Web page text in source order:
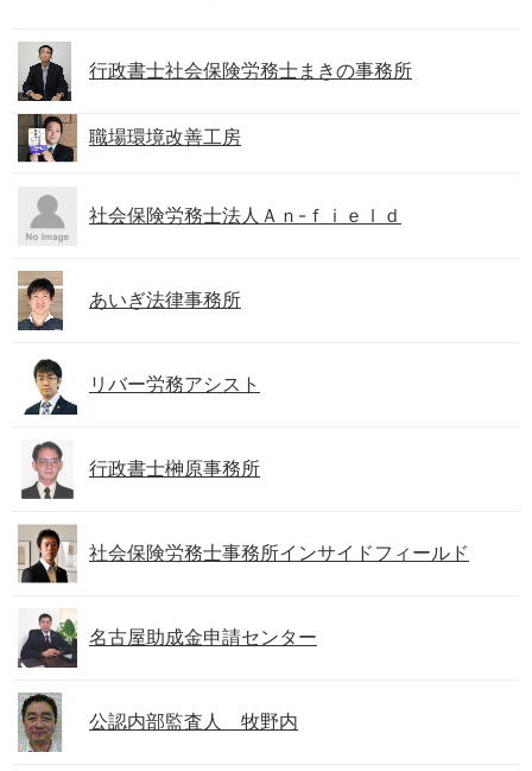
行政書士社会保険労務士まきの事務所
職場環境改善工房
社会保険労務士法人Ａｎ-ｆｉｅｌｄ
あいぎ法律事務所
リバー労務アシスト
行政書士榊原事務所
社会保険労務士事務所インサイドフィールド
名古屋助成金申請センター
公認内部監査人 牧野内